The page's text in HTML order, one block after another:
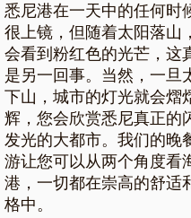
悉尼港在一天中的任何时
很上镜，但随着太阳落山
会看到粉红色的光芒，这
是另一回事。当然，一旦
下山，城市的灯光就会熠
辉，您会欣赏悉尼真正的
发光的大都市。我们的晚
游让您可以从两个角度看
港，一切都在崇高的舒适
格中。